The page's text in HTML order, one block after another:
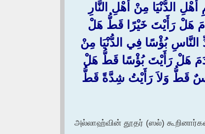
الدُّنْيَا مِنْ أَهْلِ النَّارِ
هَلْ رَأَيْتَ خَيْرًا قَطُّ هَلْ
بُؤْسًا فِي الدُّنْيَا مِنْ
آدَمَ هَلْ رَأَيْتَ بُؤْسًا قَطُّ هَلْ
قَطُّ وَلاَ رَأَيْتُ شِدَّةً قَطُّ
அல்லாஹ்வின் தூதர் (ஸல்)